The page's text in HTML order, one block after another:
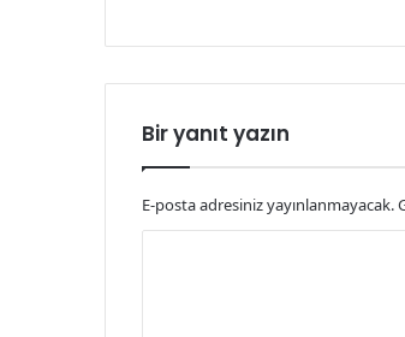
Bir yanıt yazın
E-posta adresiniz yayınlanmayacak.